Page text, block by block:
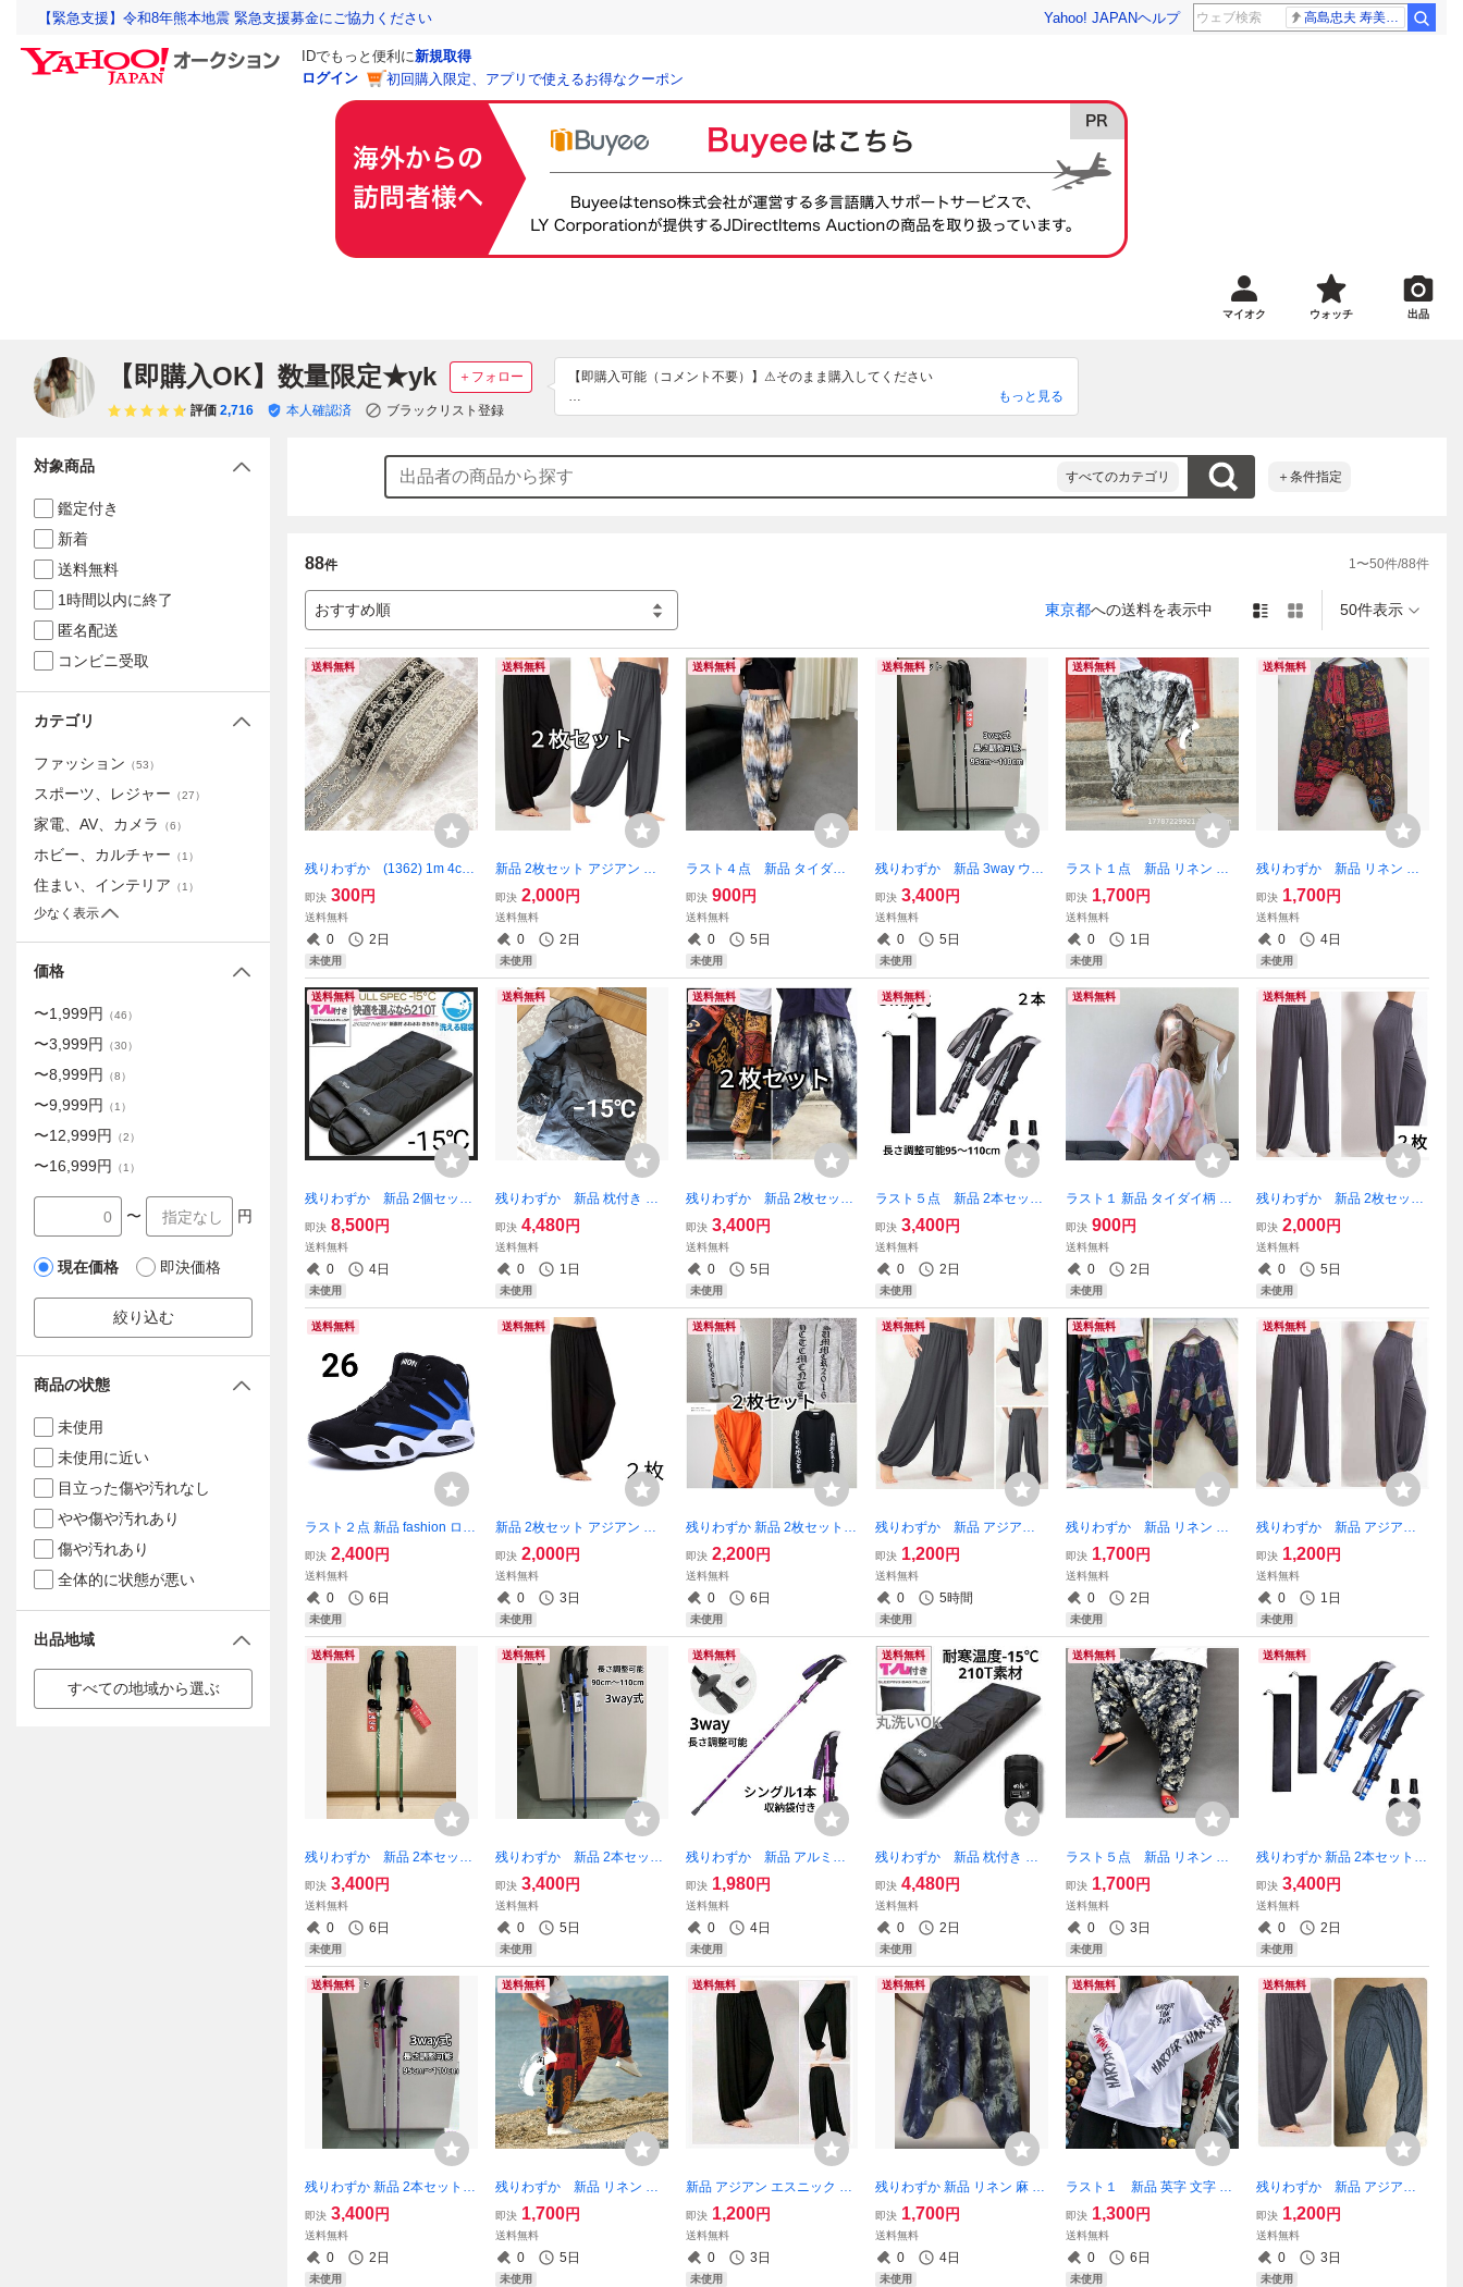
【緊急支援】令和8年熊本地震 緊急支援募金にご協力ください Yahoo! JAPANヘルプ 高島忠夫 寿美花代さん死去
IDでもっと便利に新規取得
ログイン
初回購入限定、アプリで使えるお得なクーポン
マイオク ウォッチ 出品
【即購入OK】数量限定★yk ＋フォロー
評価 2,716 本人確認済 ブラックリスト登録
【即購入可能（コメント不要）】⚠そのまま購入してください
ご覧いただきありがとうこざいます
無言購入OK　まとめ買いOK　送料込み　送料無料
新品未使用　❌️大幅な値下げ不可（※宅急便と服以外不可）
※※※⚠予告なく急な販売終了、値上げ、出品削除あります※※※
❌購入されないウォッチ、質問、
冷やかしはご遠慮ください
⚠お急ぎの方は余裕をもって購入お願いします
■返品交換■
受取評価前にご連絡ください
★発送★
透明袋に梱包して普通郵便or匿名発送
※宅急便のみ日時指定可
スムーズなお取引をよろしくお願いします
※私生活で返信が遅れる場合あり
もっと見る
すべてのカテゴリ ＋条件指定
88件 1〜50件/88件
おすすめ順 東京都への送料を表示中 50件表示
送料無料
残りわずか (1362) 1m 4cm
幅 刺繍レース リボン 透かし
手芸 装飾 花柄 パーツ ハンド
メイド 布 即購入OK 【値
下げ不可】
即決 300円
送料無料
0 2日
未使用
送料無料
新品 2枚セット アジアン エ
スニック 太極拳 ロングパン
ツ 2色 裾ゴム ゆったり 男女
兼用 大人気 即購入OK
【※値下げ不可】
即決 2,000円
送料無料
0 2日
未使用
送料無料
ラスト４点 新品 タイダイ
柄 マーブル 絞り染め ワイド
パンツ ゆったり ウエストゴ
ム 茶色 ボーダー風 即購入
OK 【値下げ不可】処分品
即決 900円
送料無料
0 5日
未使用
送料無料
残りわずか 新品 3way ウォ
ーキング 軽量 トレッキング
ポール 杖 2本セット 黒 アル
ミ製 登山ストック 補助 即
購入OK 【※値下げ不可】
即決 3,400円
送料無料
0 5日
未使用
送料無料
ラスト１点 新品 リネン 麻
総柄 アジアン エスニック柄
サルエルパンツ 裾ゴム イー
ジーパンツ 薄手 男女兼用
即購入OK 【値下げ不可
即決 1,700円
送料無料
0 1日
未使用
送料無料
残りわずか 新品 リネン 麻
手書き風 アラジン サルエル
パンツ 裾ゴム カラフル 民族
柄 ゆるだぼ 薄手 男女兼用
即購入OK 【値下げ不可
即決 1,700円
送料無料
0 4日
未使用
送料無料
残りわずか 新品 2個セット
枕付き 収納袋付き 封筒型シ
ュラフ 寝袋 210T 黒 -15度 洗
える archi 1.9kg 即購入OK
【※値下げ不可※】
即決 8,500円
送料無料
0 4日
未使用
送料無料
残りわずか 新品 枕付き 収
納袋付き 封筒型シュラフ 寝
袋 -15度 210T archi コンパク
ト 軽量 黒 1.9kg 即購入OK
【※値下げ不可※】
即決 4,480円
送料無料
0 1日
未使用
送料無料
残りわずか 新品 2枚セット
リネン 麻 手書き風 アラジン
サルエルパンツ 裾ゴム 総柄
ゆるだぼ 薄手 大人気 即購
入OK 【値下げ不可】
即決 3,400円
送料無料
0 5日
未使用
送料無料
ラスト５点 新品 2本セット
3way 登山 ウォーキング 軽量
トレッキングポール アルミ
製 ストック 長さ調整可 即
購入OK 【※値下げ不可】
即決 3,400円
送料無料
0 2日
未使用
送料無料
ラスト１ 新品 タイダイ柄 マ
ーブル 絞り染め ワイドパン
ツ ゆったり ウエストゴム ロ
ングパンツ ピンク 薄手 即
購入OK 値下げ不可 処分品
即決 900円
送料無料
0 2日
未使用
送料無料
残りわずか 新品 2枚セット
アジアン エスニック 太極拳
ロングパンツグレー 裾ゴム
ゆったり 薄手 無地 大人気
即購入OK 【値下げ不可
即決 2,000円
送料無料
0 5日
未使用
送料無料
ラスト２点 新品 fashion ロゴ
配色 ツートンカラー ハイカ
ットスニーカー 紐靴 エアク
ッション 青 26cm 即購入O
K 【値下げ不可】処分品
即決 2,400円
送料無料
0 6日
未使用
送料無料
新品 2枚セット アジアン エ
スニック 太極拳 ロングパン
ツ 黒 裾ゴム ゆったり 薄手
無地 大人気 即購入OK
【※値下げ不可】
即決 2,000円
送料無料
0 3日
未使用
送料無料
残りわずか 新品 2枚セット
コットン 英字 袖ロゴ ロング
Tシャツ 長袖 オーバーサイズ
男女兼用 大人気 即購入OK
【値下げ不可】処分品
即決 2,200円
送料無料
0 6日
未使用
送料無料
残りわずか 新品 アジアン
エスニック ロングパンツ イ
ージーパンツ 無地 裾ゴム タ
イパンツ 太極拳 大人気 即
購入OK 【値下げ不可】
即決 1,200円
送料無料
0 5時間
未使用
送料無料
残りわずか 新品 リネン エ
スニック つぎはぎ チェック
サルエルパンツ 裾ゴム イー
ジーパンツ 薄手 大人気 即
購入OK 【値下げ不可】
即決 1,700円
送料無料
0 2日
未使用
送料無料
残りわずか 新品 アジアン
エスニック サルエル ロング
パンツ イージーパンツ 裾ゴ
ム タイパンツ 男女兼用 薄
手 即購入OK 【値下げ不
可
即決 1,200円
送料無料
0 1日
未使用
送料無料
残りわずか 新品 2本セット
3way ウォーキング 軽量 トレ
ッキングポール 緑 アルミ製
登山ストック 長さ調整可
能 即購入OK 【値下げ不
可
即決 3,400円
送料無料
0 6日
未使用
送料無料
残りわずか 新品 2本セット
3way 登山 ウォーキング 軽量
トレッキングポール ストッ
ク 青 アルミ製 調整可能 即
購入OK 【※値下げ不可
即決 3,400円
送料無料
0 5日
未使用
送料無料
残りわずか 新品 アルミ製
収納袋付き 3way 登山 補助
ウォーキング 軽量 トレッキ
ングポール 長さ調整可 紫
即購入OK 【※値下げ不
可】
即決 1,980円
送料無料
0 4日
未使用
送料無料
残りわずか 新品 枕付き 収
納袋付き 封筒型シュラフ 寝
袋 黒 -15度 210T 洗える 1個
防災 1.9kg 即購入OK 【※
値下げ不可】
即決 4,480円
送料無料
0 2日
未使用
送料無料
ラスト５点 新品 リネン 麻
花柄 アジアン エスニック柄
サルエルパンツ 裾ゴム イー
ジーパンツ 薄手 男女兼用
即購入OK 【値下げ不可
即決 1,700円
送料無料
0 3日
未使用
送料無料
残りわずか 新品 2本セット 3
way 登山 ウォーキング 軽量
トレッキングポール アルミ
製 ストック 青 長さ調整可
即購入OK 【※値下げ不可
即決 3,400円
送料無料
0 2日
未使用
送料無料
残りわずか 新品 2本セット
アルミ製 収納袋付き 3way 登
山 補助 軽量 トレッキングポ
ール 長さ調整可能 紫 即購
入OK 【※値下げ不可※】
即決 3,400円
送料無料
0 2日
未使用
送料無料
残りわずか 新品 リネン 麻
手書き風 アラジン サルエル
パンツ 裾ゴム カラフル 民族
柄 ゆるだぼ 薄手 男女兼用
即購入OK 【値下げ不可
即決 1,700円
送料無料
0 5日
未使用
送料無料
新品 アジアン エスニック サ
ルエル ロングパンツ 黒 裾ゴ
ム ゆるだぼ 薄手 イージーパ
ンツ 大人気 即購入OK
【値下げ不可
即決 1,200円
送料無料
0 3日
未使用
送料無料
残りわずか 新品 リネン 麻 タ
イダイ柄 絞り染め アラジン
エスニック サルエルパンツ
裾ゴム 太極拳 男女兼用 即
購入OK 【値下げ不可
即決 1,700円
送料無料
0 4日
未使用
送料無料
ラスト１ 新品 英字 文字 袖
ロゴ 手書き風 Tシャツ オー
バーサイズ ドロップショル
ダー 長袖 白 XL 即購入OK
【値下げ不可】処分品
即決 1,300円
送料無料
0 6日
未使用
送料無料
残りわずか 新品 アジアン
エスニック ロングパンツ イ
ージーパンツ 無地 裾ゴム タ
イパンツ 男女兼用 大人気
即購入OK 【値下げ不可】
即決 1,200円
送料無料
0 3日
未使用
対象商品
鑑定付き
新着
送料無料
1時間以内に終了
匿名配送
コンビニ受取
カテゴリ
ファッション （53）
スポーツ、レジャー （27）
家電、AV、カメラ （6）
ホビー、カルチャー （1 ）
住まい、インテリア （1 ）
少なく表示
価格
〜1,999円 （46）
〜3,999円 （30）
〜8,999円 （8）
〜9,999円 （1 ）
〜12,999円 （2）
〜16,999円 （1 ）
〜 円
現在価格 即決価格
絞り込む
商品の状態
未使用
未使用に近い
目立った傷や汚れなし
やや傷や汚れあり
傷や汚れあり
全体的に状態が悪い
出品地域
すべての地域から選ぶ